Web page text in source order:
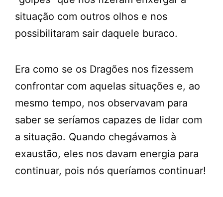
situação com outros olhos e nos
possibilitaram sair daquele buraco.
Era como se os Dragões nos fizessem
confrontar com aquelas situações e, ao
mesmo tempo, nos observavam para
saber se seríamos capazes de lidar com
a situação. Quando chegávamos à
exaustão, eles nos davam energia para
continuar, pois nós queríamos continuar!